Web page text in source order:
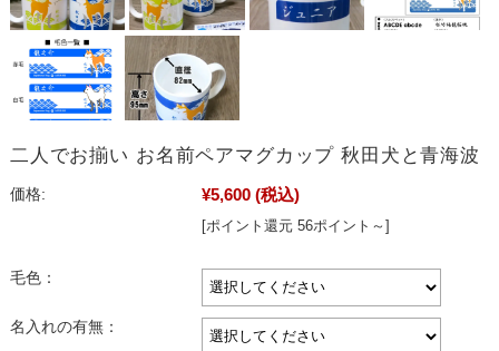
二人でお揃い お名前ペアマグカップ 秋田犬と青海波
価格: ¥5,600 (税込)
[ポイント還元 56ポイント～]
毛色：
名入れの有無：